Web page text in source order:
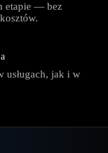
etapie — bez
jak i w